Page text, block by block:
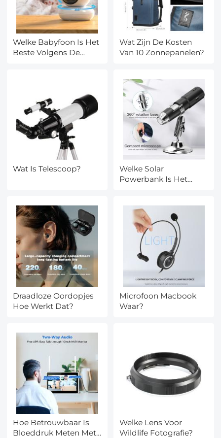
Welke Babyfoon Is Het
Beste Volgens De
Wat Zijn De Kosten
Van 10 Zonnepanelen?
Wat Is Telescoop?
Welke Solar
Powerbank Is Het
Draadloze Oordopjes
Hoe Werkt Dat?
Microfoon Macbook
Waar?
Hoe Betrouwbaar Is
Bloeddruk Meten Met
Welke Lens Voor
Wildlife Fotografie?